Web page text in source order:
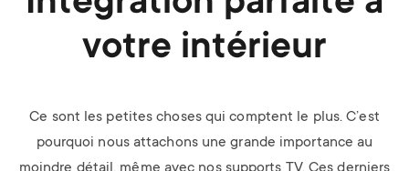
votre intérieur
Ce sont les petites choses qui comptent le plus. C’est
pourquoi nous attachons une grande importance au